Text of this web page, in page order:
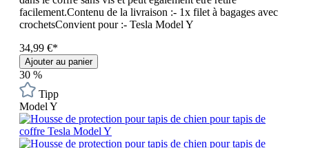
facilement.Contenu de la livraison :- 1x filet à bagages avec
crochetsConvient pour :- Tesla Model Y
34,99 €*
Ajouter au panier
30 %
Tipp
Model Y